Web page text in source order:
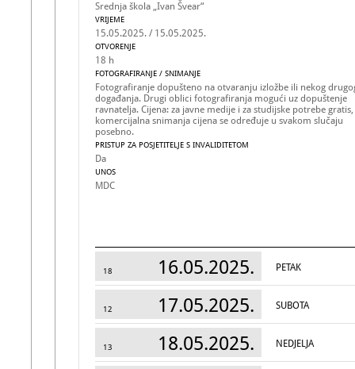
Srednja škola „Ivan Švear“
VRIJEME
15.05.2025. / 15.05.2025.
OTVORENJE
18 h
FOTOGRAFIRANJE / SNIMANJE
Fotografiranje dopušteno na otvaranju izložbe ili nekog
događanja. Drugi oblici fotografiranja mogući uz dopuštenje
ravnatelja. Cijena: za javne medije i za studijske potrebe gratis,
komercijalna snimanja cijena se određuje u svakom slučaju
posebno.
PRISTUP ZA POSJETITELJE S INVALIDITETOM
Da
UNOS
MDC
18 16.05.2025. PETAK
12 17.05.2025. SUBOTA
13 18.05.2025. NEDJELJA